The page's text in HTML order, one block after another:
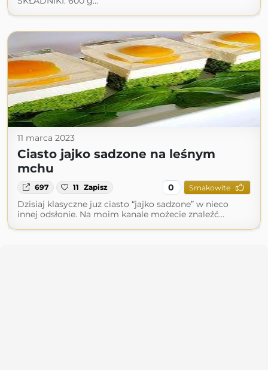
11 marca 2023
Ciasto jajko sadzone na leśnym
mchu
697 11 Zapisz 0 Smakowite
Dzisiaj klasyczne juz ciasto “jajko sadzone” w nieco
innej odsłonie. Na moim kanale możecie znaleźć…